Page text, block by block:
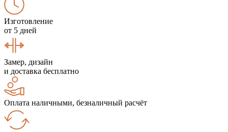
Изготовление
от 5 дней
Замер, дизайн
и доставка бесплатно
Оплата наличными, безналичный расчёт